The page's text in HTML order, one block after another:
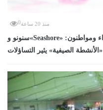
منذ 20 ساعة 0
سنونو و«Seashore» أمثلة إيجابية يجب أن يحتذى بها.. خبراء ومواطنون:
الصيفية» يثير التساؤلات